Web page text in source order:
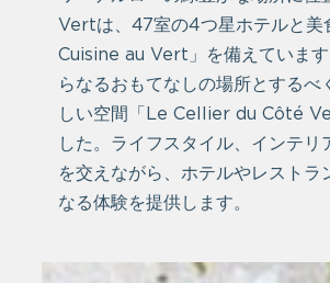
Vertは、47室の4つ星ホテルと美
Cuisine au Vert」を備えています
らなるおもてなしの場所とするべ
しい空間「Le Cellier du Côté
した。ライフスタイル、インテリ
を交えながら、ホテルやレストラ
なる体験を提供します。